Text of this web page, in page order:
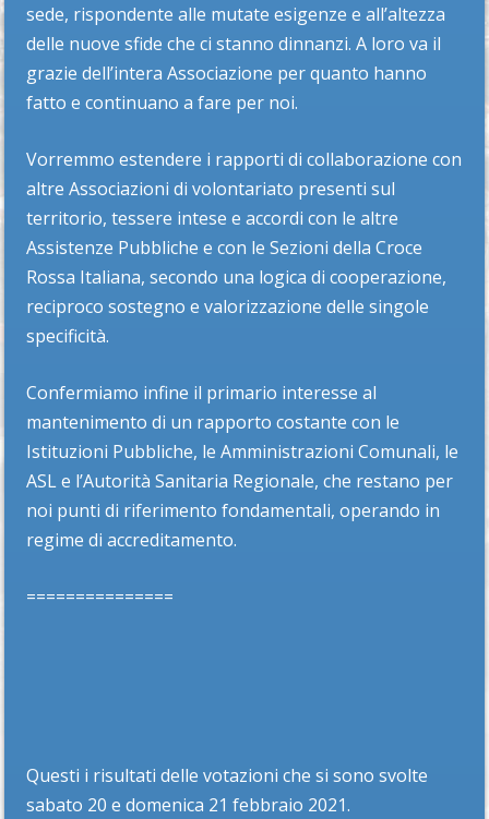
sede, rispondente alle mutate esigenze e all’altezza
delle nuove sfide che ci stanno dinnanzi. A loro va il
grazie dell’intera Associazione per quanto hanno
fatto e continuano a fare per noi.
Vorremmo estendere i rapporti di collaborazione con
altre Associazioni di volontariato presenti sul
territorio, tessere intese e accordi con le altre
Assistenze Pubbliche e con le Sezioni della Croce
Rossa Italiana, secondo una logica di cooperazione,
reciproco sostegno e valorizzazione delle singole
specificità.
Confermiamo infine il primario interesse al
mantenimento di un rapporto costante con le
Istituzioni Pubbliche, le Amministrazioni Comunali, le
ASL e l’Autorità Sanitaria Regionale, che restano per
noi punti di riferimento fondamentali, operando in
regime di accreditamento.
===============
Questi i risultati delle votazioni che si sono svolte
sabato 20 e domenica 21 febbraio 2021.